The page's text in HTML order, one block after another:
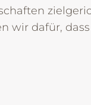
wir dafür,